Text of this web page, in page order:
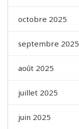
octobre 2025
septembre 2025
août 2025
juillet 2025
juin 2025